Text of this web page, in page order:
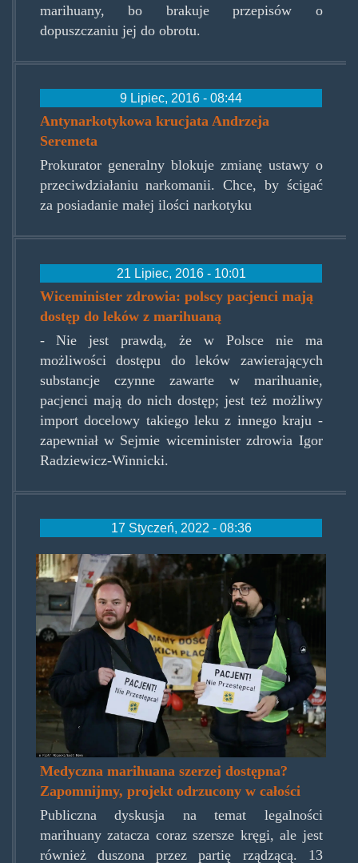
marihuany, bo brakuje przepisów o
dopuszczaniu jej do obrotu.
9 Lipiec, 2016 - 08:44
Antynarkotykowa krucjata Andrzeja
Seremeta
Prokurator generalny blokuje zmianę ustawy o
przeciwdziałaniu narkomanii. Chce, by ścigać
za posiadanie małej ilości narkotyku
21 Lipiec, 2016 - 10:01
Wiceminister zdrowia: polscy pacjenci mają
dostęp do leków z marihuaną
- Nie jest prawdą, że w Polsce nie ma
możliwości dostępu do leków zawierających
substancje czynne zawarte w marihuanie,
pacjenci mają do nich dostęp; jest też możliwy
import docelowy takiego leku z innego kraju -
zapewniał w Sejmie wiceminister zdrowia Igor
Radziewicz-Winnicki.
17 Styczeń, 2022 - 08:36
pacjentnieprzestepca2.jpg
Medyczna marihuana szerzej dostępna?
Zapomnijmy, projekt odrzucony w całości
Publiczna dyskusja na temat legalności
marihuany zatacza coraz szersze kręgi, ale jest
również duszona przez partię rządzącą. 13